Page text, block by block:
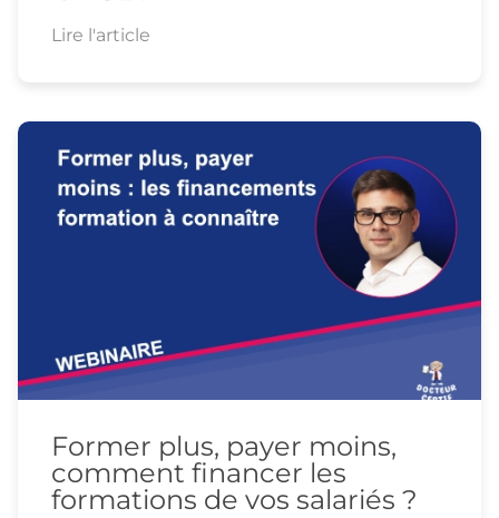
Lire l'article
Former plus, payer moins,
comment financer les
formations de vos salariés ?